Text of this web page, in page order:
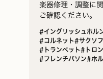
楽器修理・調整に
ご確認ください。
#イングリッシュホル
#コルネット#サクソ
#トランペット#トロ
#フレンチバソン#ホ